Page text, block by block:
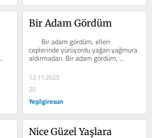
Bir Adam Gördüm
Bir adam gördüm, elleri
ceplerinde yürüyordu yağan yağmura
aldırmadan. Bir adam gördüm,
oturuyordu ıslak bir bankta doğan...
12.11.2025
20
Yeşilgiresun
Nice Güzel Yaşlara